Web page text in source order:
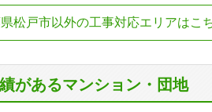
、西馬橋広手町、二十世紀が丘柿の木町
十世紀が丘梨元町、二十世紀が丘萩町、
木内、根本、野菊野
町、初富飛地、東平賀、東松戸、日暮、
戸新田、松飛台、馬橋、三ケ月、緑ケ丘
馬橋駅、幸谷駅、小
東松戸駅
松戸市以外の工事対応エリアはこ
があるマンション・団地